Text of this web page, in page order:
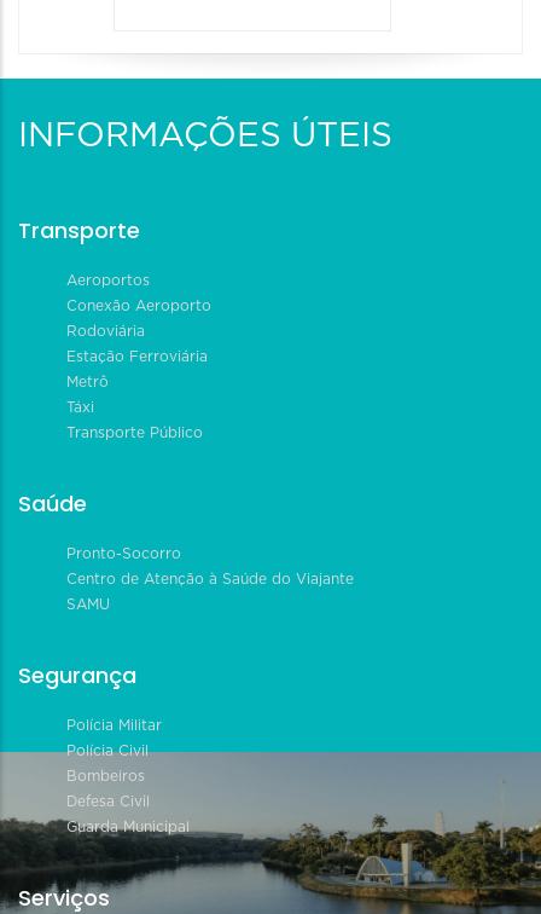
INFORMAÇÕES ÚTEIS
Transporte
Aeroportos
Conexão Aeroporto
Rodoviária
Estação Ferroviária
Metrô
Táxi
Transporte Público
Saúde
Pronto-Socorro
Centro de Atenção à Saúde do Viajante
SAMU
Segurança
Polícia Militar
Polícia Civil
Bombeiros
Defesa Civil
Guarda Municipal
Serviços